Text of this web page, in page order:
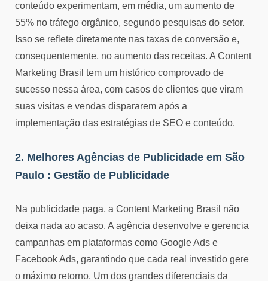
conteúdo experimentam, em média, um aumento de
55% no tráfego orgânico, segundo pesquisas do setor.
Isso se reflete diretamente nas taxas de conversão e,
consequentemente, no aumento das receitas. A Content
Marketing Brasil tem um histórico comprovado de
sucesso nessa área, com casos de clientes que viram
suas visitas e vendas dispararem após a
implementação das estratégias de SEO e conteúdo.
2. Melhores Agências de Publicidade em São
Paulo : Gestão de Publicidade
Na publicidade paga, a Content Marketing Brasil não
deixa nada ao acaso. A agência desenvolve e gerencia
campanhas em plataformas como Google Ads e
Facebook Ads, garantindo que cada real investido gere
o máximo retorno. Um dos grandes diferenciais da